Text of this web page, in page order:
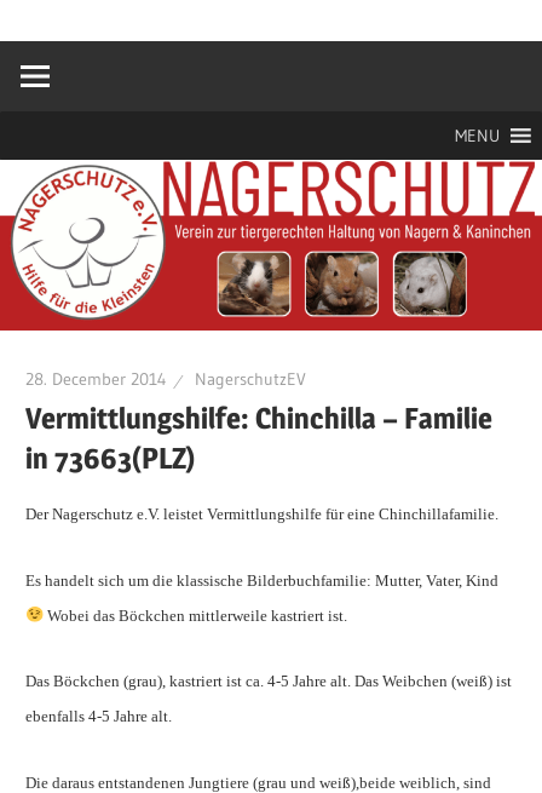
springen
Nagerschutz
für
MENU
28. December 2014 NagerschutzEV
Vermittlungshilfe: Chinchilla – Familie
in 73663(PLZ)
Der Nagerschutz e.V. leistet Vermittlungshilfe für eine Chinchillafamilie.
Es handelt sich um die klassische Bilderbuchfamilie: Mutter, Vater, Kind
Wobei das Böckchen mittlerweile kastriert ist.
Das Böckchen (grau), kastriert ist ca. 4-5 Jahre alt. Das Weibchen (weiß) ist
ebenfalls 4-5 Jahre alt.
Die daraus entstandenen Jungtiere (grau und weiß),beide weiblich, sind